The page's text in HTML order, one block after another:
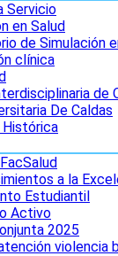
Servicio
en Salud
de Simulación
clínica
de
De Caldas
Histórica
a la
Estudiantil
Activo
2025
violencia